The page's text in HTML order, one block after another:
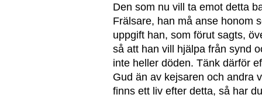
Den som nu vill ta emot detta
Frälsare, han må anse honom
uppgift han, som förut sagts,
så att han vill hjälpa från synd
inte heller döden. Tänk därför
Gud än av kejsaren och andra
finns ett liv efter detta, så har